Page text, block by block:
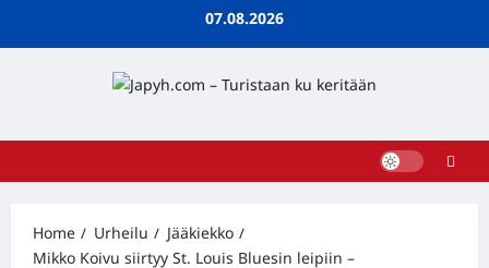
07.08.2026
Home Urheilu
Jääkiekko
Mikko Koivu siirtyy St. Louis Bluesin leipiin –